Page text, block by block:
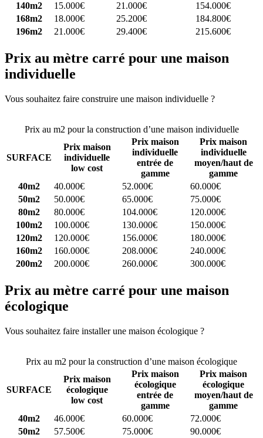
140m2
15.000€ 21.000€
154.000€
168m2
18.000€ 25.200€
184.800€
196m2
21.000€ 29.400€ 215.600€
Prix au mètre carré pour une maison
individuelle
Vous souhaitez faire construire une maison individuelle ?
Prix au m2 pour la construction d’une maison individuelle
SURFACE
Prix maison
individuelle
low cost
Prix maison
individuelle
entrée de
gamme
Prix maison
individuelle
moyen/haut de
gamme
40m2
40.000€ 52.000€
60.000€
50m2
50.000€ 65.000€
75.000€
80m2
80.000€ 104.000€
120.000€
100m2
100.000€ 130.000€
150.000€
120m2
120.000€ 156.000€
180.000€
160m2
160.000€ 208.000€
240.000€
200m2
200.000€ 260.000€ 300.000€
Prix au mètre carré pour une maison
écologique
Vous souhaitez faire installer une maison écologique ?
Prix au m2 pour la construction d’une maison écologique
SURFACE
Prix maison
écologique
low cost
Prix maison
écologique
entrée de
gamme
Prix maison
écologique
moyen/haut de
gamme
40m2
46.000€ 60.000€
72.000€
50m2
57.500€ 75.000€
90.000€